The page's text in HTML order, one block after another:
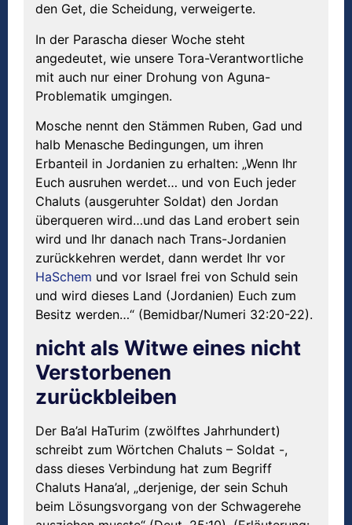
den Get, die Scheidung, verweigerte.
In der Parascha dieser Woche steht
angedeutet, wie unsere Tora-Verantwortliche
mit auch nur einer Drohung von Aguna-
Problematik umgingen.
Mosche nennt den Stämmen Ruben, Gad und
halb Menasche Bedingungen, um ihren
Erbanteil in Jordanien zu erhalten: „Wenn Ihr
Euch ausruhen werdet… und von Euch jeder
Chaluts (ausgeruhter Soldat) den Jordan
überqueren wird…und das Land erobert sein
wird und Ihr danach nach Trans-Jordanien
zurückkehren werdet, dann werdet Ihr vor
HaSchem und vor Israel frei von Schuld sein
und wird dieses Land (Jordanien) Euch zum
Besitz werden…“ (Bemidbar/Numeri 32:20-22).
nicht als Witwe eines nicht
Verstorbenen
zurückbleiben
Der Ba’al HaTurim (zwölftes Jahrhundert)
schreibt zum Wörtchen Chaluts – Soldat -,
dass dieses Verbindung hat zum Begriff
Chaluts Hana’al, „derjenige, der sein Schuh
beim Lösungsvorgang von der Schwagerehe